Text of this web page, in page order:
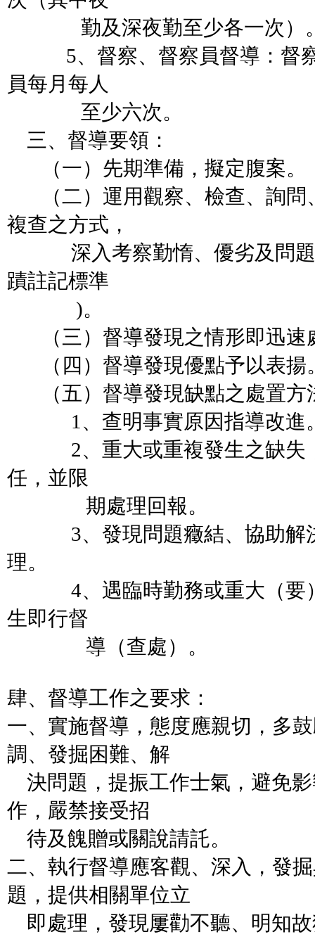
勤及深夜勤至少各一次）
5、督察、督察員督導：督察
員每月每人
至少六次。
三、督導要領：
（一）先期準備，擬定腹案。
（二）運用觀察、檢查、詢問
複查之方式，
深入考察勤惰、優劣及問題(
蹟註記標準
)。
（三）督導發現之情形即迅速
（四）督導發現優點予以表揚
（五）督導發現缺點之處置方
1、查明事實原因指導改進
2、重大或重複發生之缺失，
任，並限
期處理回報。
3、發現問題癥結、協助解決
理。
4、遇臨時勤務或重大（要）
生即行督
導（查處）。
肆、督導工作之要求：
一、實施督導，態度應親切，多
調、發掘困難、解
決問題，提振工作士氣，避免
作，嚴禁接受招
待及餽贈或關說請託。
二、執行督導應客觀、深入，發
題，提供相關單位立
即處理，發現屢勸不聽、明知